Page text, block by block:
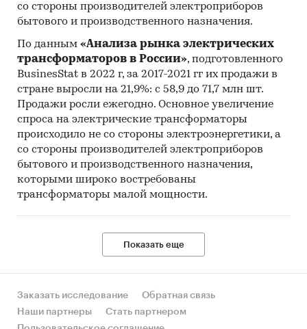
со стороны производителей электроприборов
бытового и производственного назначения.
По данным «Анализа рынка электрических
трансформаторов в России», подготовленного
BusinesStat в 2022 г, за 2017-2021 гг их продажи в
стране выросли на 21,9%: с 58,9 до 71,7 млн шт.
Продажи росли ежегодно. Основное увеличение
спроса на электрические трансформаторы
происходило не со стороны электроэнергетики, а
со стороны производителей электроприборов
бытового и производственного назначения,
которыми широко востребованы
трансформаторы малой мощности.
Показать еще
Заказать исследование
Обратная связь
Наши партнеры
Стать партнером